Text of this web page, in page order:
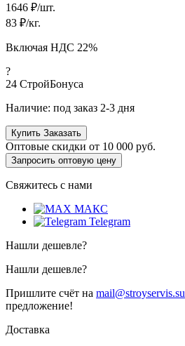
1646 ₽/шт.
83 ₽/кг.
Включая НДС 22%
?
24 СтройБонуса
Наличие: под заказ 2-3 дня
Купить Заказать
Оптовые скидки от 10 000 руб.
Запросить оптовую цену
Свяжитесь с нами
МАКС
Telegram
Нашли дешевле?
Нашли дешевле?
Пришлите счёт на mail@stroyservis.su
предложение!
Доставка